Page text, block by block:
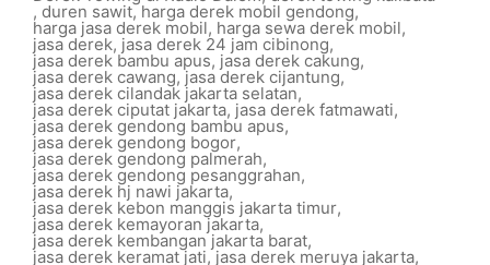
, duren sawit,harga derek mobil gendong,
harga jasa derek mobil, harga sewa derek mobil,
jasa derek, jasa derek 24 jam cibinong,
jasa derek bambu apus, jasa derek cakung,
jasa derek cawang,jasa derek cijantung,
jasa derek cilandak jakarta selatan,
jasa derek ciputat jakarta, jasa derek fatmawati,
jasa derek gendong bambu apus,
jasa derek gendong bogor,
jasa derek gendong palmerah,
jasa derek gendong pesanggrahan,
jasa derek hj nawi jakarta,
jasa derek kebon manggis jakarta timur,
jasa derek kemayoran jakarta,
jasa derek kembangan jakarta barat,
jasa derek keramat jati,jasa derek meruya jakarta,